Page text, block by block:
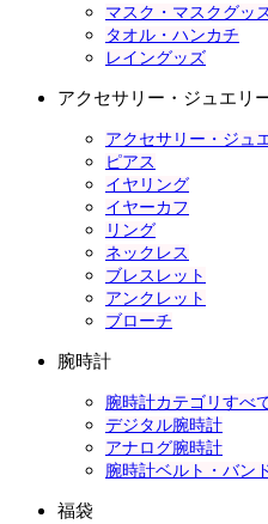
マスク・マスクグッ
タオル・ハンカチ
レイングッズ
アクセサリー・ジュエリ
アクセサリー・ジュ
ピアス
イヤリング
イヤーカフ
リング
ネックレス
ブレスレット
アンクレット
ブローチ
腕時計
腕時計カテゴリすべ
デジタル腕時計
アナログ腕時計
腕時計ベルト・バン
福袋